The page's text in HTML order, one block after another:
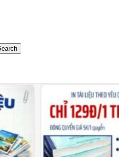
Văn
12
Kết
nối
tri
thức
tập
2